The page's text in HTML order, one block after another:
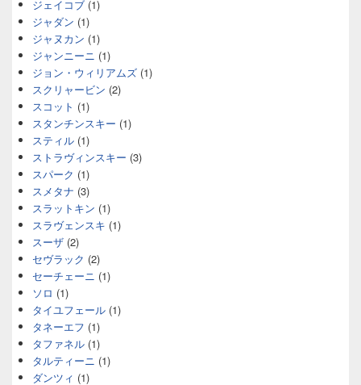
ジェイコブ (1)
ジャダン (1)
ジャヌカン (1)
ジャンニーニ (1)
ジョン・ウィリアムズ (1)
スクリャービン (2)
スコット (1)
スタンチンスキー (1)
スティル (1)
ストラヴィンスキー (3)
スパーク (1)
スメタナ (3)
スラットキン (1)
スラヴェンスキ (1)
スーザ (2)
セヴラック (2)
セーチェーニ (1)
ソロ (1)
タイユフェール (1)
タネーエフ (1)
タファネル (1)
タルティーニ (1)
ダンツィ (1)